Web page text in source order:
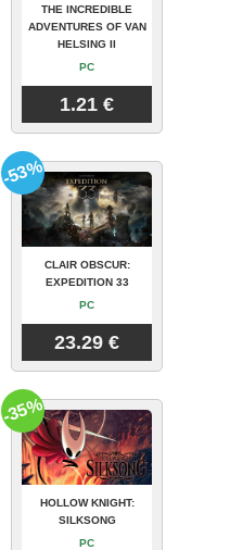
THE INCREDIBLE
ADVENTURES OF VAN
HELSING II
PC
1.21 €
CLAIR OBSCUR:
EXPEDITION 33
PC
23.29 €
-53%
HOLLOW KNIGHT:
SILKSONG
PC
-35%